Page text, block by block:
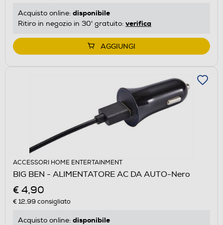
Acquisto online: disponibile
Ritiro in negozio in 30' gratuito: verifica
AGGIUNGI
ACCESSORI HOME ENTERTAINMENT
BIG BEN - ALIMENTATORE AC DA AUTO-Nero
€ 4,90
€ 12,99 consigliato
Acquisto online: disponibile